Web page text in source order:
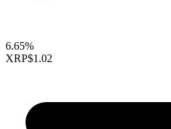
6.65%
XRP$1.02